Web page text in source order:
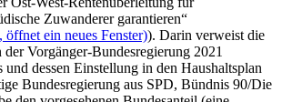
Zuwanderer garantieren“
ein neues Fenster)). Darin verweist die
Vorgänger-Bundesregierung 2021
und dessen Einstellung in den Haushaltsplan
Bundesregierung aus SPD, Bündnis 90/Die